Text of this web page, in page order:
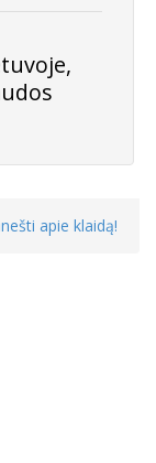
apie klaidą!